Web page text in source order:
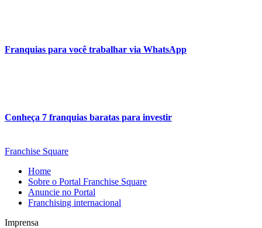
Franquias para você trabalhar via WhatsApp
Conheça 7 franquias baratas para investir
Franchise Square
Home
Sobre o Portal Franchise Square
Anuncie no Portal
Franchising internacional
Imprensa